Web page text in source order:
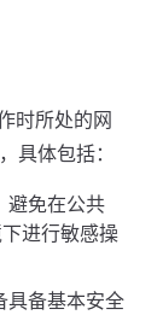
时所处的网
具体包括：
避免在公共
进行敏感操
具备基本安全